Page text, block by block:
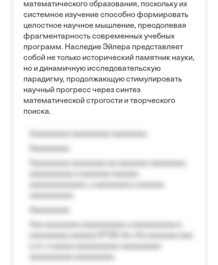
математического образования, поскольку их
системное изучение способно формировать
целостное научное мышление, преодолевая
фрагментарность современных учебных
программ. Наследие Эйлера представляет
собой не только исторический памятник науки,
но и динамичную исследовательскую
парадигму, продолжающую стимулировать
научный прогресс через синтез
математической строгости и творческого
поиска.